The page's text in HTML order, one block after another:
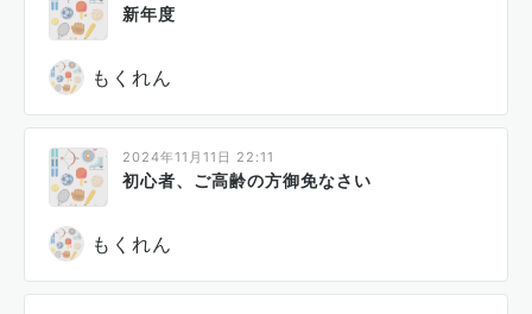
新年度
もくれん
2024年11月11日 22:11
初心者、ご高齢の方御免なさい
もくれん